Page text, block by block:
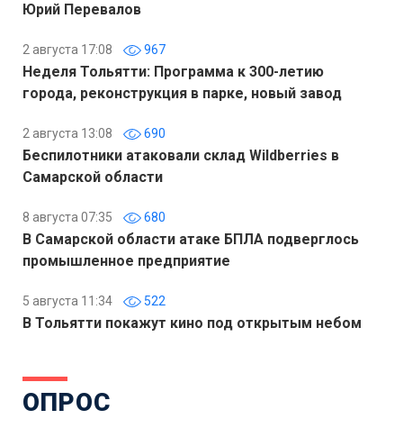
Юрий Перевалов
2 августа 17:08 967
Неделя Тольятти: Программа к 300-летию
города, реконструкция в парке, новый завод
2 августа 13:08 690
Беспилотники атаковали склад Wildberries в
Самарской области
8 августа 07:35 680
В Самарской области атаке БПЛА подверглось
промышленное предприятие
5 августа 11:34 522
В Тольятти покажут кино под открытым небом
ОПРОС